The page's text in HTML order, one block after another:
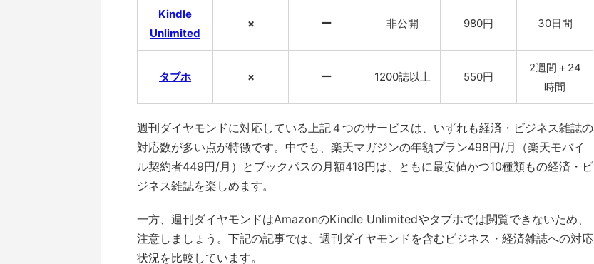
Kindle
Unlimited
× ー 非公開 980円 30日間
タブホ × ー 1200誌以上 550円
2週間＋24
時間
週刊ダイヤモンドに対応している上記４つのサービスは、いずれも経済・ビジネス雑誌の
対応数が多い点が特徴です。中でも、楽天マガジンの年額プラン498円/月（楽天モバイ
ル契約者449円/月）とブックパスの月額418円は、ともに最安値かつ10種類もの経済・ビ
ジネス雑誌を楽しめます。
一方、週刊ダイヤモンドはAmazonのKindle Unlimitedやタブホでは閲覧できないため、
注意しましょう。下記の記事では、週刊ダイヤモンドを含むビジネス・経済雑誌への対応
状況を比較しています。